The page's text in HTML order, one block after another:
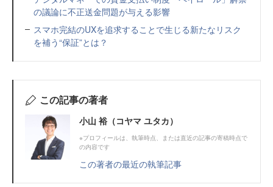
の議論に不正送金問題が与える影響
スマホ完結のUXを追求することで生じる新たなリスク
を補う“保証”とは？
この記事の著者
小山 裕（コヤマ ユタカ）
※プロフィールは、執筆時点、または直近の記事の寄稿時点で
の内容です
この著者の最近の執筆記事